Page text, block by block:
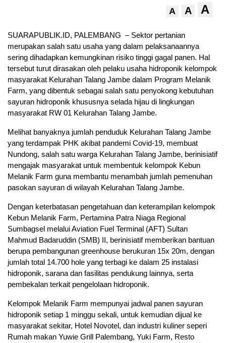
A A A
SUARAPUBLIK.ID, PALEMBANG – Sektor pertanian
merupakan salah satu usaha yang dalam pelaksanaannya
sering dihadapkan kemungkinan risiko tinggi gagal panen. Hal
tersebut turut dirasakan oleh pelaku usaha hidroponik kelompok
masyarakat Kelurahan Talang Jambe dalam Program Melanik
Farm, yang dibentuk sebagai salah satu penyokong kebutuhan
sayuran hidroponik khususnya selada hijau di lingkungan
masyarakat RW 01 Kelurahan Talang Jambe.
Melihat banyaknya jumlah penduduk Kelurahan Talang Jambe
yang terdampak PHK akibat pandemi Covid-19, membuat
Nundong, salah satu warga Kelurahan Talang Jambe, berinisiatif
mengajak masyarakat untuk membentuk kelompok Kebun
Melanik Farm guna membantu menambah jumlah pemenuhan
pasokan sayuran di wilayah Kelurahan Talang Jambe.
Dengan keterbatasan pengetahuan dan keterampilan kelompok
Kebun Melanik Farm, Pertamina Patra Niaga Regional
Sumbagsel melalui Aviation Fuel Terminal (AFT) Sultan
Mahmud Badaruddin (SMB) II, berinisiatif memberikan bantuan
berupa pembangunan greenhouse berukuran 15x 20m, dengan
jumlah total 14.700 hole yang terbagi ke dalam 25 instalasi
hidroponik, sarana dan fasilitas pendukung lainnya, serta
pembekalan terkait pengelolaan hidroponik.
Kelompok Melanik Farm mempunyai jadwal panen sayuran
hidroponik setiap 1 minggu sekali, untuk kemudian dijual ke
masyarakat sekitar, Hotel Novotel, dan industri kuliner seperi
Rumah makan Yuwie Grill Palembang, Yuki Farm, Resto